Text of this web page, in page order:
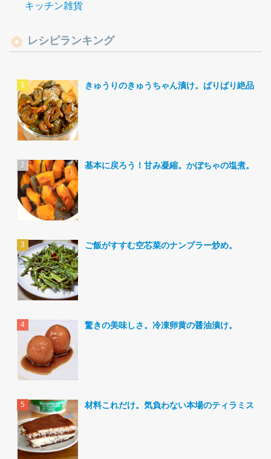
キッチン雑貨
レシピランキング
きゅうりのきゅうちゃん漬け。ぱりぱり絶品。
基本に戻ろう！甘み凝縮。かぼちゃの塩煮。
ご飯がすすむ空芯菜のナンプラー炒め。
驚きの美味しさ。冷凍卵黄の醤油漬け。
材料これだけ。気負わない本場のティラミス。